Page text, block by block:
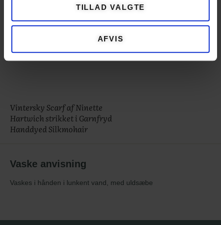
TILLAD VALGTE
AFVIS
Vintersky Scarf af Ninette
Hartwich strikket i Garnfryd
Handdyed Silkmohair
Vaske anvisning
Vaskes i hånden i lunkent vand, med uldsæbe